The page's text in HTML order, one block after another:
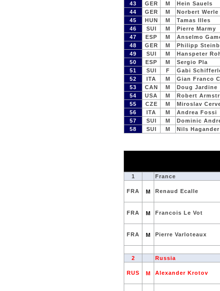
43
GER M
Hein Sauels
44
GER M
Norbert Werle
45
HUN M
Tamas Illes
46
SUI M
Pierre Marmy
47
ESP M
Anselmo
48
GER M
Philipp
49
SUI M
Hanspeter
50
ESP M
Sergio Pla
51
SUI F
Gabi
52
ITA M
Gian Franco
53
CAN M
Doug Jardine
54
USA M
Robert
55
CZE M
Miroslav
56
ITA M
Andrea Fossi
57
SUI M
Dominic
58
SUI M Nils Hagander
1 France
FRA M Renaud Ecalle
FRA M Francois Le Vot
FRA M Pierre Varloteaux
2 Russia
RUS M Alexander Krotov